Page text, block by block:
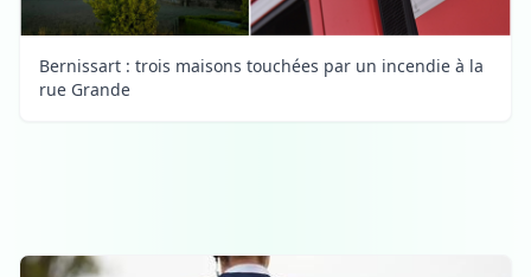
Bernissart : trois maisons touchées par un incendie à la
rue Grande